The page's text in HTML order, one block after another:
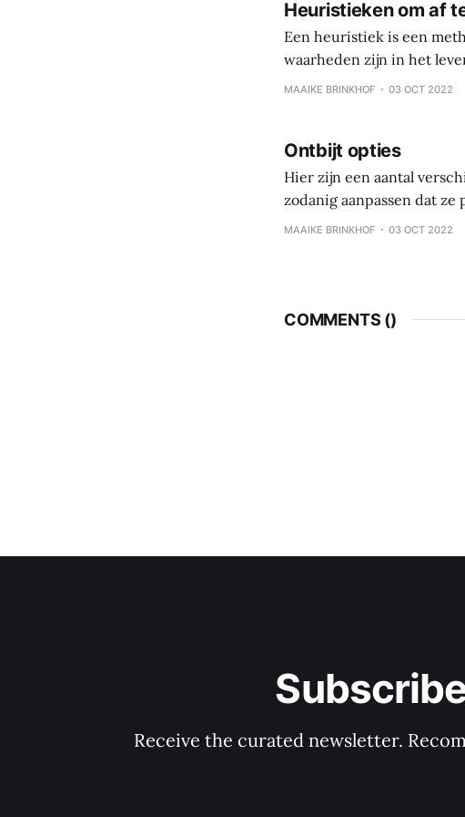
Heuristieken om af
Een heuristiek is een
waarheden zijn in het
persoonlijke reis, waarin
MAAIKE BRINKHOF 03 OCT 2022
Ontbijt opties
Hier zijn een aantal
zodanig aanpassen dat
koolhydraten – eiwitten –
MAAIKE BRINKHOF 03 OCT 2022
COMMENTS ()
Receive the curated newsletter.